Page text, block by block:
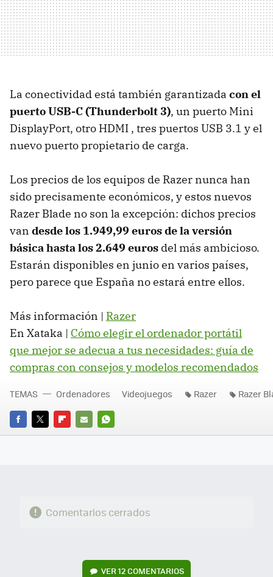
La conectividad está también garantizada con el
puerto USB-C (Thunderbolt 3), un puerto Mini
DisplayPort, otro HDMI , tres puertos USB 3.1 y el
nuevo puerto propietario de carga.
Los precios de los equipos de Razer nunca han
sido precisamente económicos, y estos nuevos
Razer Blade no son la excepción: dichos precios
van desde los 1.949,99 euros de la versión
básica hasta los 2.649 euros del más ambicioso.
Estarán disponibles en junio en varios países,
pero parece que España no estará entre ellos.
Más información | Razer
En Xataka | Cómo elegir el ordenador portátil
que mejor se adecua a tus necesidades: guía de
compras con consejos y modelos recomendados
FACEBOOK
TWITTERFLIPBOARD
E-
WHATSAPP
TEMAS Ordenadores Videojuegos Razer Razer
Comentarios cerrados
VER12 COMENTARIOS